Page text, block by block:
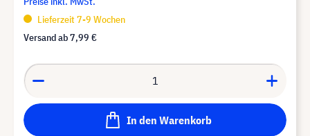
Lieferzeit 7-9 Wochen
Versand ab7,99 €
In den Warenkorb